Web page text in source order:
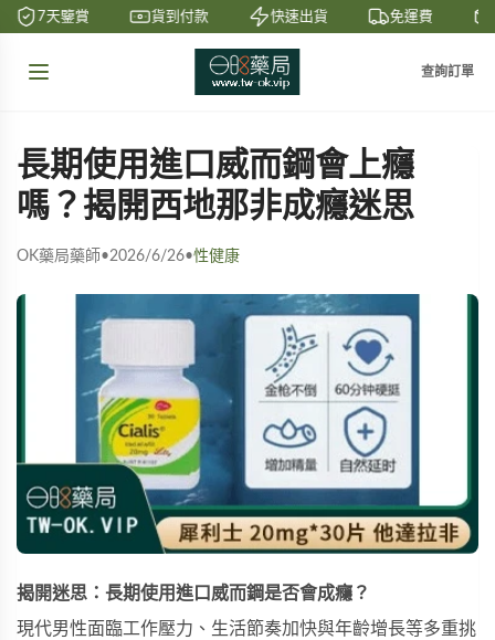
7天鑒賞 貨到付款 快速出貨 免運費
查詢訂單
長期使用進口威而鋼會上癮
嗎？揭開西地那非成癮迷思
OK藥局藥師•2026/6/26•性健康
揭開迷思：長期使用進口威而鋼是否會成癮？
現代男性面臨工作壓力、生活節奏加快與年齡增長等多重挑